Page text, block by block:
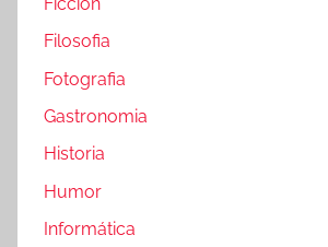
Filosofia
Fotografia
Gastronomia
Historia
Humor
Informática